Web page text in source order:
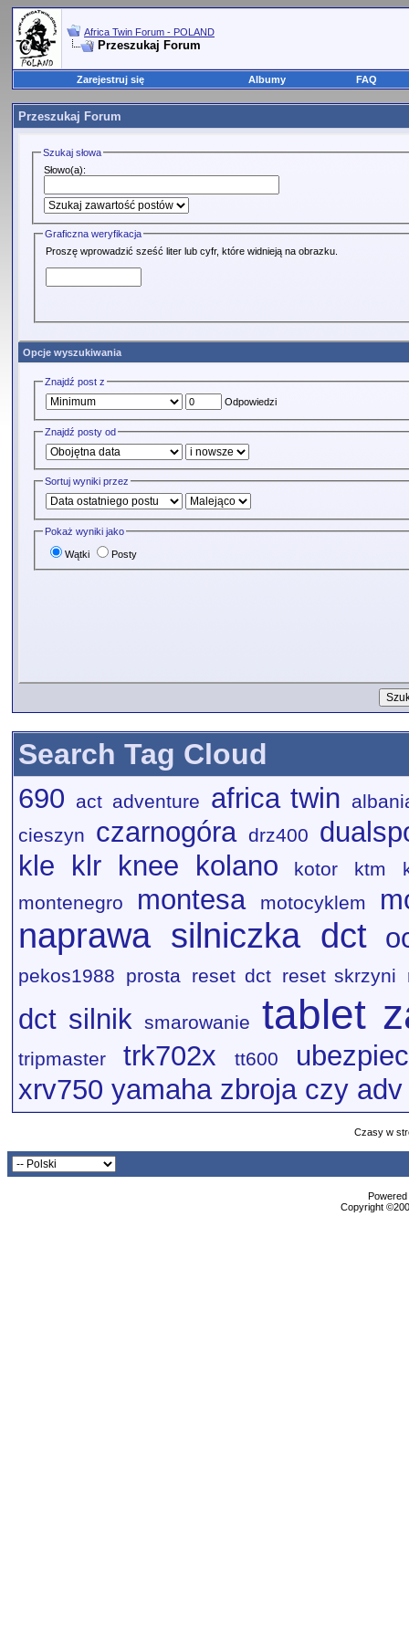
Africa Twin Forum - POLAND
Przeszukaj Forum
Zarejestruj się Albumy FAQ
Przeszukaj Forum
Szukaj słowa
Słowo(a):
Graficzna weryfikacja
Proszę wprowadzić sześć liter lub cyfr, które widnieją na obrazku.
Opcje wyszukiwania
Znajdź post z
Odpowiedzi
Znajdź posty od
Sortuj wyniki przez
Pokaż wyniki jako
Wątki Posty
Search Tag Cloud
690 act adventure africa twin
cieszyn czarnogóra drz400
kle
klr knee kolano kotor ktm
montenegro
montesa motocyklem
naprawa silniczka dct
pekos1988 prosta reset dct reset skrzyni
dct silnik smarowanie tablet
tripmaster trk702x tt600
xrv750 yamaha zbroja czy adv
Czasy w
Copyright